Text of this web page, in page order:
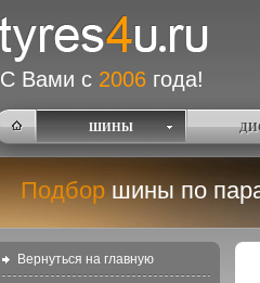
С Вами с 2006 года!
ШИНЫ
Подбор шины по
Вернуться на главную